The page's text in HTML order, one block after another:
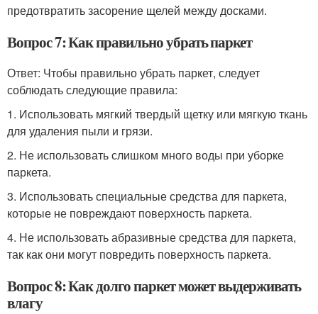
предотвратить засорение щелей между досками.
Вопрос 7: Как правильно убрать паркет
Ответ: Чтобы правильно убрать паркет, следует
соблюдать следующие правила:
1. Использовать мягкий твердый щетку или мягкую ткань
для удаления пыли и грязи.
2. Не использовать слишком много воды при уборке
паркета.
3. Использовать специальные средства для паркета,
которые не повреждают поверхность паркета.
4. Не использовать абразивные средства для паркета,
так как они могут повредить поверхность паркета.
Вопрос 8: Как долго паркет может выдерживать
влагу